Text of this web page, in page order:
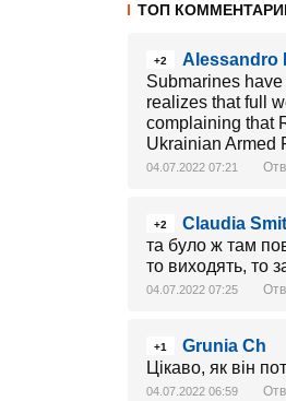
ТОП
+2
Alessandro
Submarines
realizes that full
complaining that
Ukrainian Armed
04.07.2022 07:21
+2
Claudia
та було ж там
то виходять, то
04.07.2022 07:25
+1
Grunia Ch
Цікаво, як він
04.07.2022 06:59